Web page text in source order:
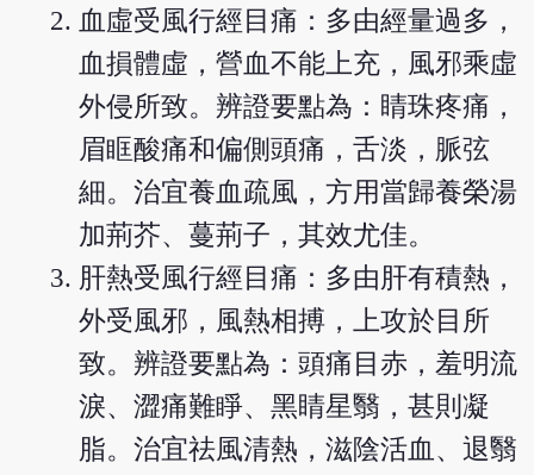
血虛受風行經目痛：多由經量過多，
血損體虛，營血不能上充，風邪乘虛
外侵所致。辨證要點為：睛珠疼痛，
眉眶酸痛和偏側頭痛，舌淡，脈弦
細。治宜養血疏風，方用當歸養榮湯
加荊芥、蔓荊子，其效尤佳。
肝熱受風行經目痛：多由肝有積熱，
外受風邪，風熱相搏，上攻於目所
致。辨證要點為：頭痛目赤，羞明流
淚、澀痛難睜、黑睛星翳，甚則凝
脂。治宜祛風清熱，滋陰活血、退翳